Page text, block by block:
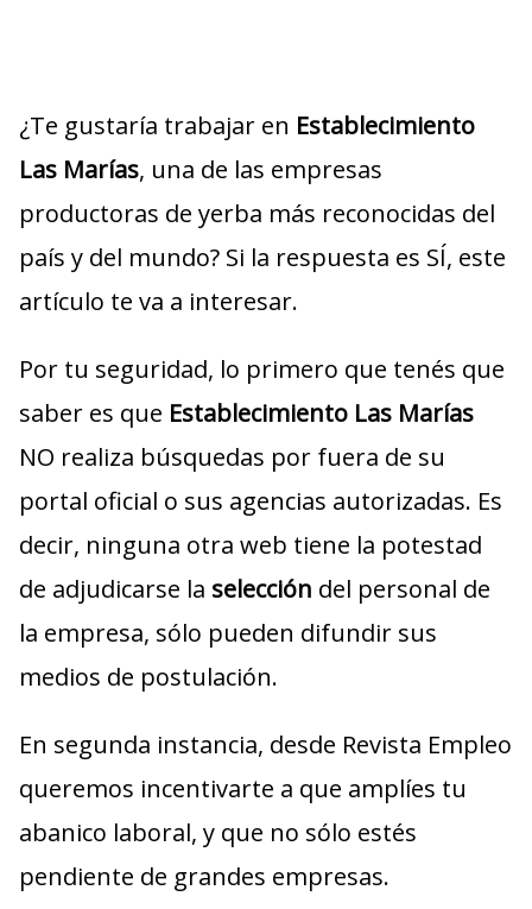
¿Te gustaría trabajar en Establecimiento
Las Marías, una de las empresas
productoras de yerba más reconocidas del
país y del mundo? Si la respuesta es SÍ, este
artículo te va a interesar.
Por tu seguridad, lo primero que tenés que
saber es que Establecimiento Las Marías
NO realiza búsquedas por fuera de su
portal oficial o sus agencias autorizadas. Es
decir, ninguna otra web tiene la potestad
de adjudicarse la selección del personal de
la empresa, sólo pueden difundir sus
medios de postulación.
En segunda instancia, desde Revista Empleo
queremos incentivarte a que amplíes tu
abanico laboral, y que no sólo estés
pendiente de grandes empresas.